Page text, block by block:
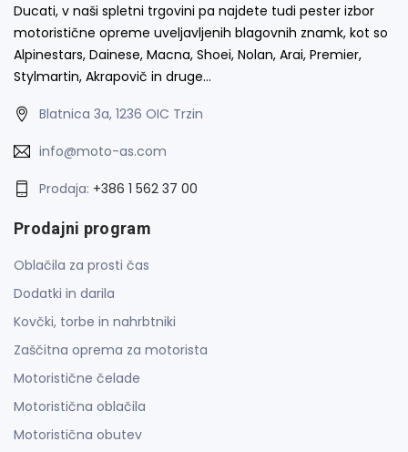
Ducati, v naši spletni trgovini pa najdete tudi pester izbor
motoristične opreme uveljavljenih blagovnih znamk, kot so
Alpinestars, Dainese, Macna, Shoei, Nolan, Arai, Premier,
Stylmartin, Akrapovič in druge…
Blatnica 3a, 1236 OIC Trzin
info@moto-as.com
Prodaja: +386 1 562 37 00
Prodajni program
Oblačila za prosti čas
Dodatki in darila
Kovčki, torbe in nahrbtniki
Zaščitna oprema za motorista
Motoristične čelade
Motoristična oblačila
Motoristična obutev